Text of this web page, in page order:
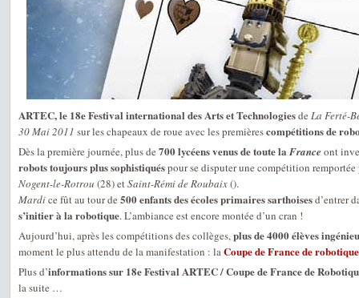
ARTEC, le 18e Festival international des Arts et Technologiesde La Ferté-
30 Mai 2011 sur les chapeaux de roue avec les premièrescompétitions de
Dès la première journée, plus de 700 lycéens venus de toute la France ont
robots toujours plus sophistiquéspour se disputer une compétition
Nogent-le-Rotrou (28) etSaint-Rémi de Roubaix().
Mardice fût au tour de 500 enfants des écoles primaires sarthoisesd’entrer
s’initier à la robotique. L’ambiance est encore montée d’un cran !
Aujourd’hui, après les compétitions des collèges,plus de 4000 élèves
moment le plus attendu de la manifestation : laCoupe de France de robotique
Plus d’informations sur 18e Festival ARTEC / Coupe de France de
la suite …